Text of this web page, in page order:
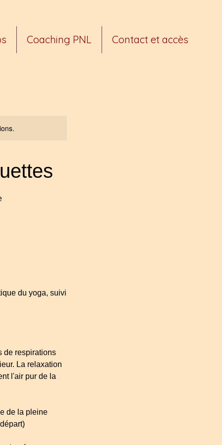
Coaching PNL Contact et accès
du yoga, suivi
de respirations
La relaxation
l'air pur de la
de la pleine